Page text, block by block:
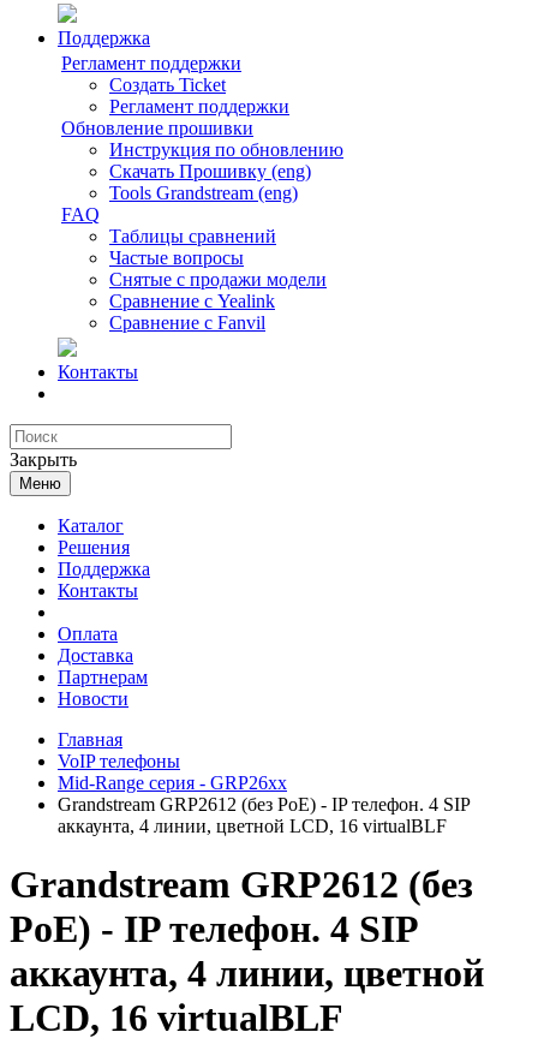
Поддержка
Регламент поддержки
Создать Ticket
Регламент поддержки
Обновление прошивки
Инструкция по обновлению
Скачать Прошивку (eng)
Tools Grandstream (eng)
FAQ
Таблицы сравнений
Частые вопросы
Снятые с продажи модели
Сравнение с Yealink
Сравнение с Fanvil
Контакты
Закрыть
Меню
Каталог
Решения
Поддержка
Контакты
Оплата
Доставка
Партнерам
Новости
Главная
VoIP телефоны
Mid-Range серия - GRP26xx
Grandstream GRP2612 (без PoE) - IP телефон. 4 SIP
аккаунта, 4 линии, цветной LCD, 16 virtualBLF
Grandstream GRP2612 (без
PoE) - IP телефон. 4 SIP
аккаунта, 4 линии, цветной
LCD, 16 virtualBLF